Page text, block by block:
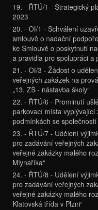
19. - ŘTÚ/1 - Strategický
2023
20. - OI/1 - Schválení
smlouvě o nadační
ke Smlouvě o poskytnutí
a pravidla pro spolupráci a
21. - OI/3 - Žádost o
veřejných zakázek na
„13. ZŠ - nástavba školy“
22. - ŘTÚ/6 - Prominutí
parkovací místa vyplývající
podmínkách se
23. - ŘTÚ/7 - Udělení
pro zadávání veřejných
veřejné zakázky malého
Mlynaříka“
24. - ŘTÚ/8 - Udělení
pro zadávání veřejných
veřejné zakázky malého
Klatovská třída v Plzni“